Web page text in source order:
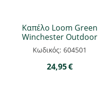
Καπέλο Loom Green
Winchester Outdoor
Κωδικός: 604501
24,95€